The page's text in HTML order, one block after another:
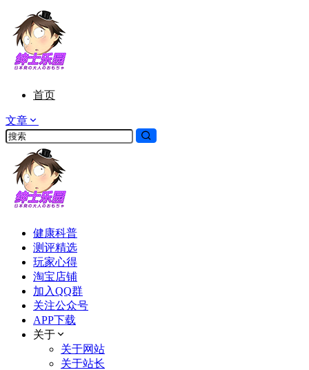
首页
文章
健康科普
测评精选
玩家心得
淘宝店铺
加入QQ群
关注公众号
APP下载
关于
关于网站
关于站长